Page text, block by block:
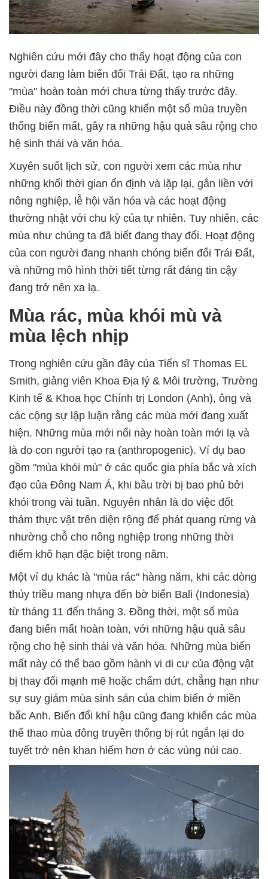
Nghiên cứu mới đây cho thấy hoạt động của con
người đang làm biến đổi Trái Đất, tạo ra những
"mùa" hoàn toàn mới chưa từng thấy trước đây.
Điều này đồng thời cũng khiến một số mùa truyền
thống biến mất, gây ra những hậu quả sâu rộng cho
hệ sinh thái và văn hóa.
Xuyên suốt lịch sử, con người xem các mùa như
những khối thời gian ổn định và lặp lại, gắn liền với
nông nghiệp, lễ hội văn hóa và các hoạt động
thường nhật với chu kỳ của tự nhiên. Tuy nhiên, các
mùa như chúng ta đã biết đang thay đổi. Hoạt động
của con người đang nhanh chóng biến đổi Trái Đất,
và những mô hình thời tiết từng rất đáng tin cậy
đang trở nên xa lạ.
Mùa rác, mùa khói mù và
mùa lệch nhịp
Trong nghiên cứu gần đây của Tiến sĩ Thomas EL
Smith, giảng viên Khoa Địa lý & Môi trường, Trường
Kinh tế & Khoa học Chính trị London (Anh), ông và
các cộng sự lập luận rằng các mùa mới đang xuất
hiện. Những mùa mới nổi này hoàn toàn mới lạ và
là do con người tạo ra (anthropogenic). Ví dụ bao
gồm "mùa khói mù" ở các quốc gia phía bắc và xích
đạo của Đông Nam Á, khi bầu trời bị bao phủ bởi
khói trong vài tuần. Nguyên nhân là do việc đốt
thảm thực vật trên diện rộng để phát quang rừng và
nhường chỗ cho nông nghiệp trong những thời
điểm khô hạn đặc biệt trong năm.
Một ví dụ khác là "mùa rác" hàng năm, khi các dòng
thủy triều mang nhựa đến bờ biển Bali (Indonesia)
từ tháng 11 đến tháng 3. Đồng thời, một số mùa
đang biến mất hoàn toàn, với những hậu quả sâu
rộng cho hệ sinh thái và văn hóa. Những mùa biến
mất này có thể bao gồm hành vi di cư của động vật
bị thay đổi mạnh mẽ hoặc chấm dứt, chẳng hạn như
sự suy giảm mùa sinh sản của chim biển ở miền
bắc Anh. Biến đổi khí hậu cũng đang khiến các mùa
thể thao mùa đông truyền thống bị rút ngắn lại do
tuyết trở nên khan hiếm hơn ở các vùng núi cao.